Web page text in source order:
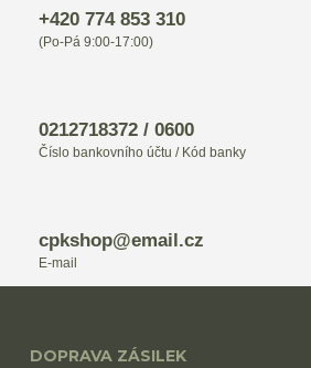
+420 774 853 310
(Po-Pá 9:00-17:00)
0212718372 / 0600
Číslo bankovního účtu / Kód banky
cpkshop@email.cz
E-mail
DOPRAVA ZÁSILEK